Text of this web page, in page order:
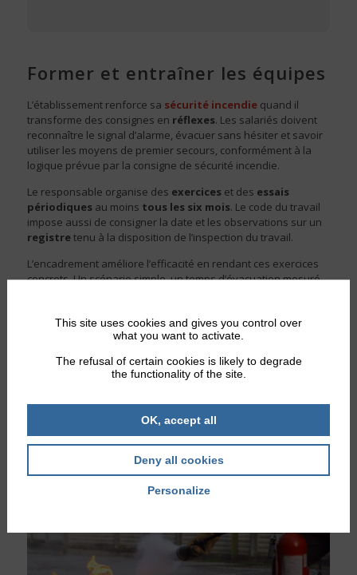
Former et entraîner les équipes
L’établissement renforce sa sécurité incendie quand il
transforme des consignes en réflexes. Les salariés doivent
reconnaître le signal d’alarme, évacuer sans hésiter et savoir
utiliser les moyens de premier secours, conformément à la
logique prévue par la consigne de sécurité incendie.
Le responsable organise des exercices et des essais
périodiques au moins tous les six mois. Le code du travail
impose aussi de consigner la date et les observations sur un
registretenu à la disposition de l’inspection du travail.
L’encadrement améliore l’efficacité en rendant ces exercices
concrets. Un scénario simple, un temps d’évacuation mesuré,
L’INRS recommande un exercice d’évacuation
manipulation des extincteurs, en tenant compte des
risques et de l’arrivée de nouveaux salariés.
Une formation dédiée à l’évacuation des locauxest
également disponible avec l’UDPS 35.
This site uses cookies and gives you control over
what you want to activate.
The refusal of certain cookies is likely to degrade
the functionality of the site.
OK, accept all
Deny all cookies
Personalize